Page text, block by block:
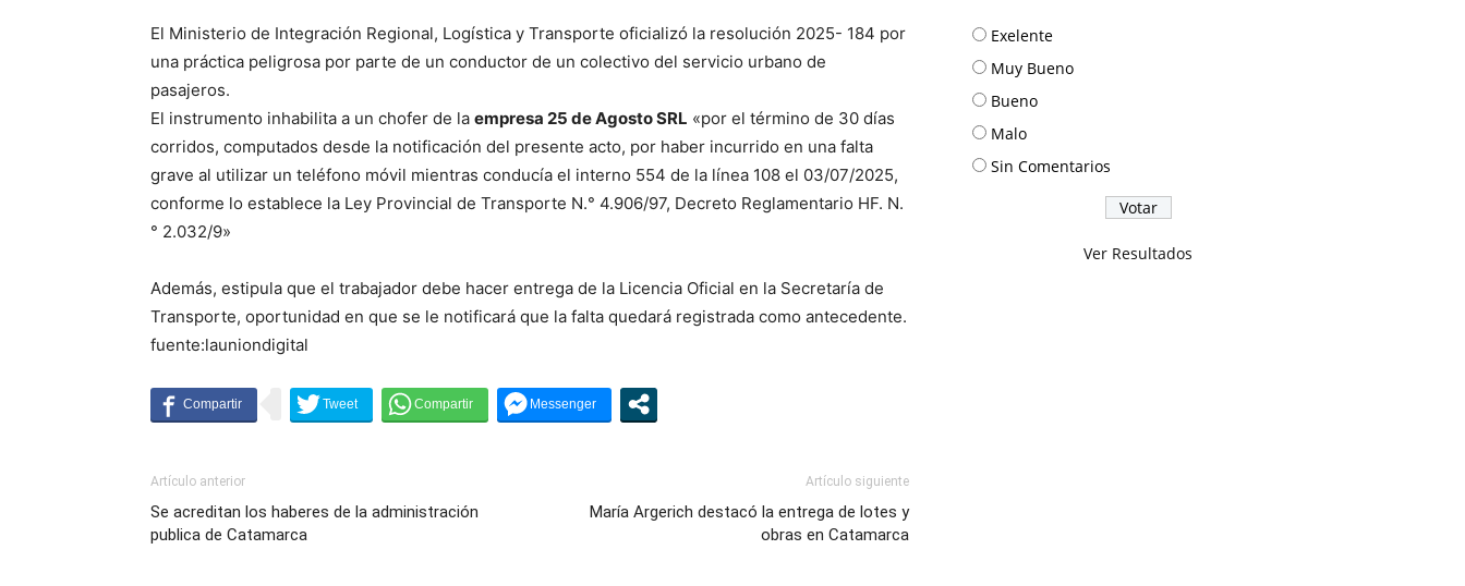
El Ministerio de Integración Regional, Logística y Transporte oficializó la resolución 2025- 184 por
una práctica peligrosa por parte de un conductor de un colectivo del servicio urbano de
pasajeros.
El instrumento inhabilita a un chofer de la empresa 25 de Agosto SRL «por el término de 30 días
corridos, computados desde la notificación del presente acto, por haber incurrido en una falta
grave al utilizar un teléfono móvil mientras conducía el interno 554 de la línea 108 el 03/07/2025,
conforme lo establece la Ley Provincial de Transporte N.° 4.906/97, Decreto Reglamentario HF. N.
° 2.032/9»
Además, estipula que el trabajador debe hacer entrega de la Licencia Oficial en la Secretaría de
Transporte, oportunidad en que se le notificará que la falta quedará registrada como antecedente.
fuente:launiondigital
Artículo anterior
Se acreditan los haberes de la administración
publica de Catamarca
Artículo siguiente
María Argerich destacó la entrega de lotes y
obras en Catamarca
Exelente
Muy Bueno
Bueno
Malo
Sin Comentarios
Ver Resultados